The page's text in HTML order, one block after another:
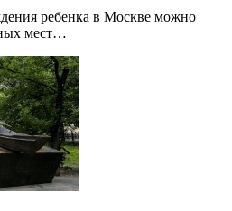
ребенка в Москве можно
мест…